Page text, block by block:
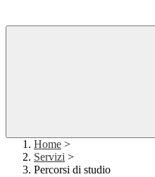
Home >
Servizi >
Percorsi di studio